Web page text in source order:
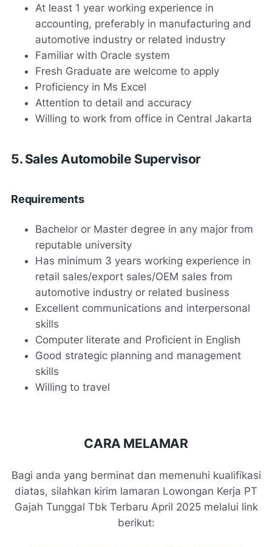
At least 1 year working experience in
accounting, preferably in manufacturing and
automotive industry or related industry
Familiar with Oracle system
Fresh Graduate are welcome to apply
Proficiency in Ms Excel
Attention to detail and accuracy
Willing to work from office in Central Jakarta
5. Sales Automobile Supervisor
Requirements
Bachelor or Master degree in any major from
reputable university
Has minimum 3 years working experience in
retail sales/export sales/OEM sales from
automotive industry or related business
Excellent communications and interpersonal
skills
Computer literate and Proficient in English
Good strategic planning and management
skills
Willing to travel
CARA MELAMAR
Bagi anda yang berminat dan memenuhi kualifikasi
diatas, silahkan kirim lamaran Lowongan Kerja PT
Gajah Tunggal Tbk Terbaru April 2025 melalui link
berikut: